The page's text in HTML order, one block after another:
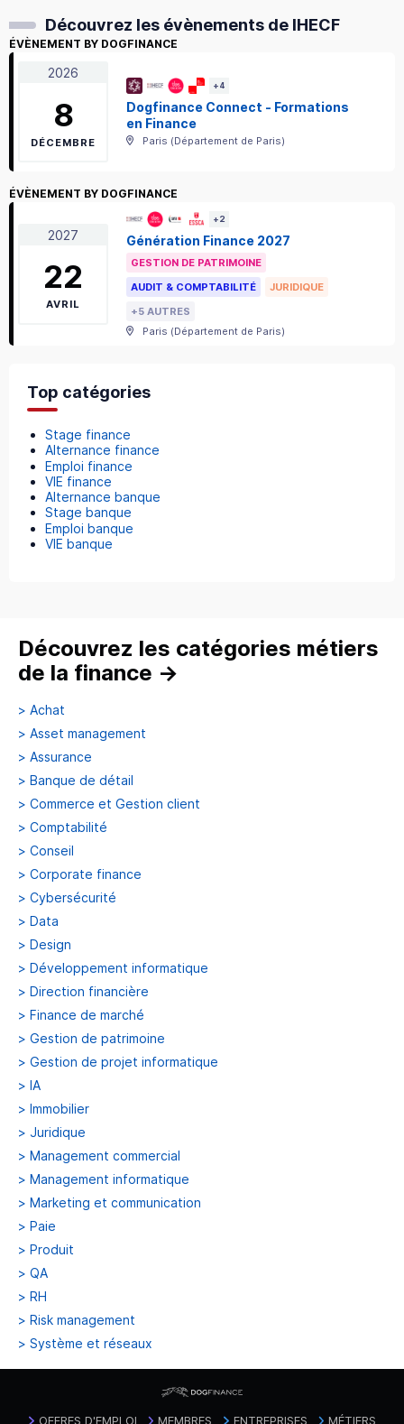
Découvrez les évènements de IHECF
ÉVÈNEMENT BY DOGFINANCE
2026
8
DÉCEMBRE
+4
Dogfinance Connect - Formations
en Finance
Paris (Département de Paris)
ÉVÈNEMENT BY DOGFINANCE
2027
22
AVRIL
+2
Génération Finance 2027
GESTION DE PATRIMOINE
AUDIT & COMPTABILITÉ
JURIDIQUE
+5 AUTRES
Paris (Département de Paris)
Top catégories
Stage finance
Alternance finance
Emploi finance
VIE finance
Alternance banque
Stage banque
Emploi banque
VIE banque
Découvrez les catégories métiers
de la finance →
> Achat
> Asset management
> Assurance
> Banque de détail
> Commerce et Gestion client
> Comptabilité
> Conseil
> Corporate finance
> Cybersécurité
> Data
> Design
> Développement informatique
> Direction financière
> Finance de marché
> Gestion de patrimoine
> Gestion de projet informatique
> IA
> Immobilier
> Juridique
> Management commercial
> Management informatique
> Marketing et communication
> Paie
> Produit
> QA
> RH
> Risk management
> Système et réseaux
OFFRES D'EMPLOI MEMBRES ENTREPRISES MÉTIERS